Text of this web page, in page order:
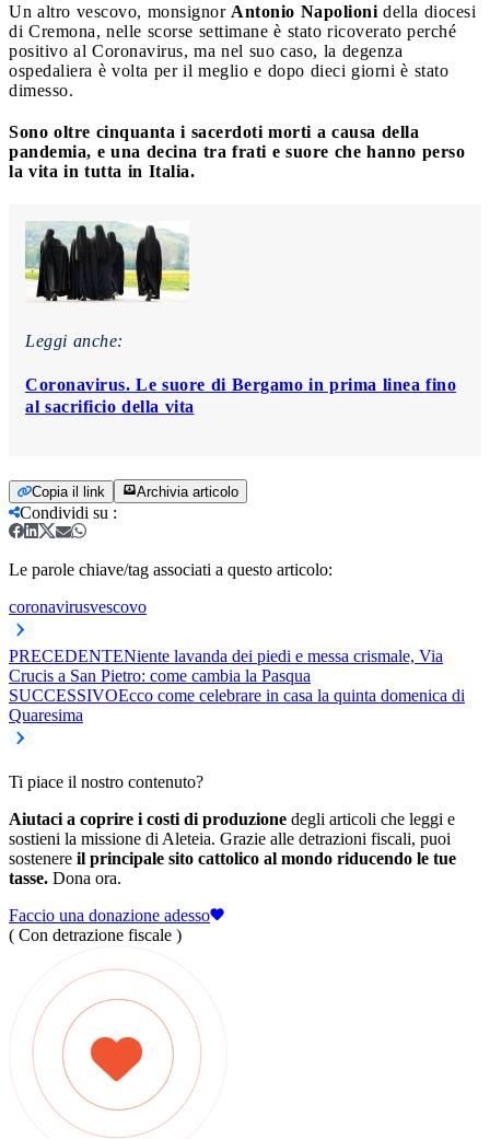
Un altro vescovo, monsignor Antonio Napolioni della diocesi
di Cremona, nelle scorse settimane è stato ricoverato perché
positivo al Coronavirus, ma nel suo caso, la degenza
ospedaliera è volta per il meglio e dopo dieci giorni è stato
dimesso.
Sono oltre cinquanta i sacerdoti morti a causa della
pandemia, e una decina tra frati e suore che hanno perso
la vita in tutta in Italia.
Leggi anche:
Coronavirus. Le suore di Bergamo in prima linea fino
al sacrificio della vita
Copia il link Archivia articolo
Condividi su :
Le parole chiave/tag associati a questo articolo:
coronavirusvescovo
PRECEDENTENiente lavanda dei piedi e messa crismale, Via
Crucis a San Pietro: come cambia la Pasqua
SUCCESSIVOEcco come celebrare in casa la quinta domenica di
Quaresima
Ti piace il nostro contenuto?
Aiutaci a coprire i costi di produzione degli articoli che leggi e
sostieni la missione di Aleteia. Grazie alle detrazioni fiscali, puoi
sostenere il principale sito cattolico al mondo riducendo le tue
tasse. Dona ora.
Faccio una donazione adesso
( Con detrazione fiscale )